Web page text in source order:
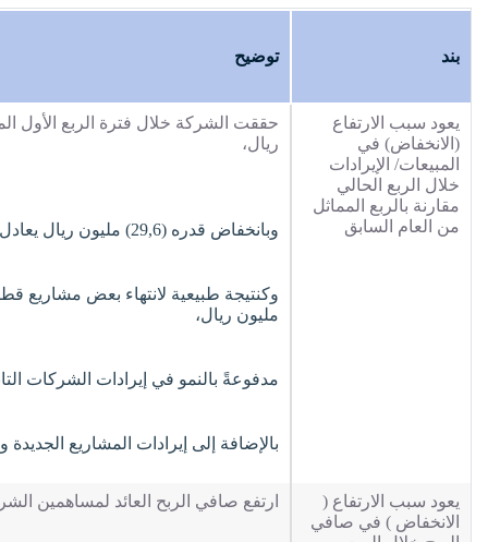
بند توضيح
يعود سبب الارتفاع
(الانخفاض) في
المبيعات/ الإيرادات
خلال الربع الحالي
مقارنة بالربع المماثل
من العام السابق
ريال،
وبانخفاض قدره (29,6) مليون ريال يعادل ما نسبته (13,4%) مقارنة بالربع المماثل من العام السابق،
مليون ريال،
مدفوعةً بالنمو في إيرادات الشركات التابعة بمبلغ
بالإضافة إلى إيرادات المشاريع الجديدة والتي
يعود سبب الارتفاع (
الانخفاض ) في صافي
ارتفع صافي الربح العائد لمساهمين الشركة